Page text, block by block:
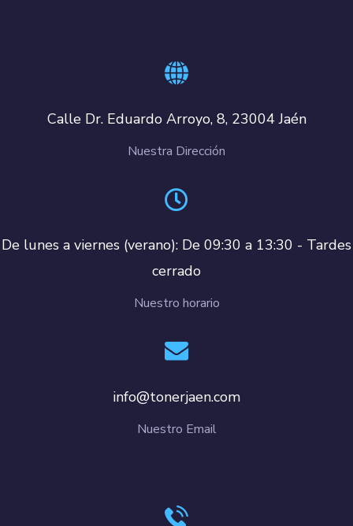
Calle Dr. Eduardo Arroyo, 8, 23004 Jaén
Nuestra Dirección
De lunes a viernes (verano): De 09:30 a 13:30 - Tardes
cerrado
Nuestro horario
info@tonerjaen.com
Nuestro Email